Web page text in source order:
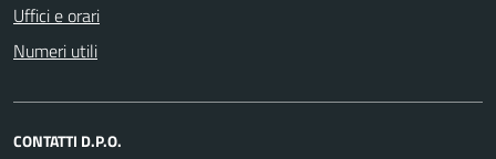
Uffici e orari
Numeri utili
CONTATTI D.P.O.